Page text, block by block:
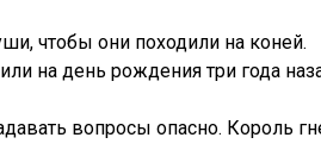
чтобы они походили на коней.
на день рождения три года
вопросы опасно. Король